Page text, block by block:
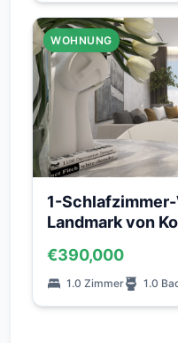
WOHNUNG
1-
Landmark von
€390,000
1.0 Zimmer 1.0